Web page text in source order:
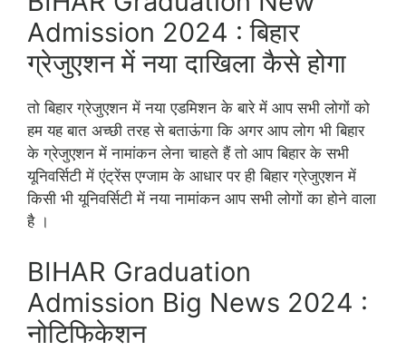
Admission 2024 : बिहार
ग्रेजुएशन में नया दाखिला कैसे होगा
तो बिहार ग्रेजुएशन में नया एडमिशन के बारे में आप सभी लोगों को
हम यह बात अच्छी तरह से बताऊंगा कि अगर आप लोग भी बिहार
के ग्रेजुएशन में नामांकन लेना चाहते हैं तो आप बिहार के सभी
यूनिवर्सिटी में एंट्रेंस एग्जाम के आधार पर ही बिहार ग्रेजुएशन में
किसी भी यूनिवर्सिटी में नया नामांकन आप सभी लोगों का होने वाला
है ।
BIHAR Graduation
Admission Big News 2024 :
नोटिफिकेशन